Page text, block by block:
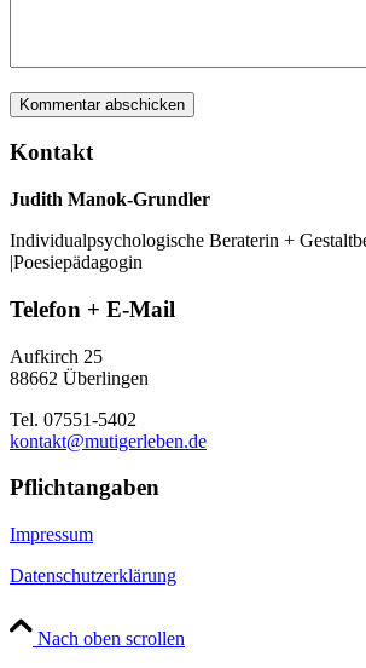
Kontakt
Judith Manok-Grundler
Individualpsychologische Beraterin +
|Poesiepädagogin
Telefon + E-Mail
Aufkirch 25
88662 Überlingen
Tel. 07551-5402
kontakt@mutigerleben.de
Pflichtangaben
Impressum
Datenschutzerklärung
Nach oben scrollen